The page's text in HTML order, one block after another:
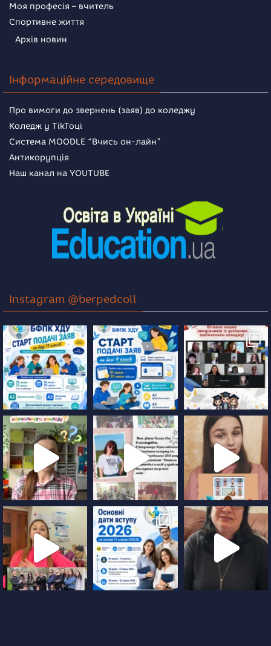
Моя професія – вчитель
Спортивне життя
Архів новин
Інформаційне середовище
Про вимоги до звернень (заяв) до коледжу
Коледж у TikToці
Система MOODLE “Вчись он-лайн”
Антикорупція
Наш канал на YOUTUBE
Instagram @berpedcoll